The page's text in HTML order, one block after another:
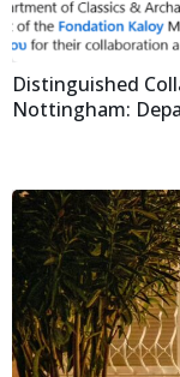
Distinguished
Nottingham: